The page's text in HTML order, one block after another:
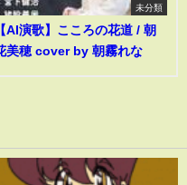
未分類
【AI演歌】こころの花道 / 朝
美穂 cover by 朝霧れな